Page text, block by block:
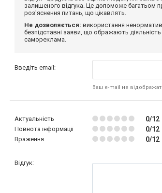
залишеного відгука. Це допоможе багатьом
роз'яснення питань, що цікавлять.
Не дозволяється: використання
безпідставні заяви, що ображають
самореклама.
Введіть email:
Ваш e-mail не
Актуальність 0/12
Повнота інформації 0/12
Враження 0/12
Відгук: